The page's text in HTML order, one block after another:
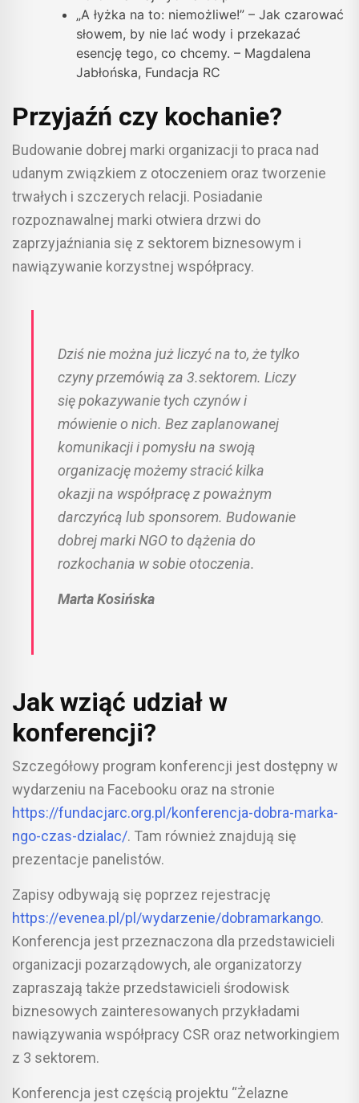
„A łyżka na to: niemożliwe!” – Jak czarować
słowem, by nie lać wody i przekazać
esencję tego, co chcemy. – Magdalena
Jabłońska, Fundacja RC
Przyjaźń czy kochanie?
Budowanie dobrej marki organizacji to praca nad
udanym związkiem z otoczeniem oraz tworzenie
trwałych i szczerych relacji. Posiadanie
rozpoznawalnej marki otwiera drzwi do
zaprzyjaźniania się z sektorem biznesowym i
nawiązywanie korzystnej współpracy.
Dziś nie można już liczyć na to, że tylko
czyny przemówią za 3.sektorem. Liczy
się pokazywanie tych czynów i
mówienie o nich. Bez zaplanowanej
komunikacji i pomysłu na swoją
organizację możemy stracić kilka
okazji na współpracę z poważnym
darczyńcą lub sponsorem. Budowanie
dobrej marki NGO to dążenia do
rozkochania w sobie otoczenia.
Marta Kosińska
Jak wziąć udział w
konferencji?
Szczegółowy program konferencji jest dostępny w
wydarzeniu na Facebooku oraz na stronie
https://fundacjarc.org.pl/konferencja-dobra-marka-
ngo-czas-dzialac/. Tam również znajdują się
prezentacje panelistów.
Zapisy odbywają się poprzez rejestrację
https://evenea.pl/pl/wydarzenie/dobramarkango.
Konferencja jest przeznaczona dla przedstawicieli
organizacji pozarządowych, ale organizatorzy
zapraszają także przedstawicieli środowisk
biznesowych zainteresowanych przykładami
nawiązywania współpracy CSR oraz networkingiem
z 3 sektorem.
Konferencja jest częścią projektu “Żelazne